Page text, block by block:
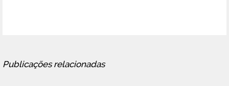
Publicações relacionadas